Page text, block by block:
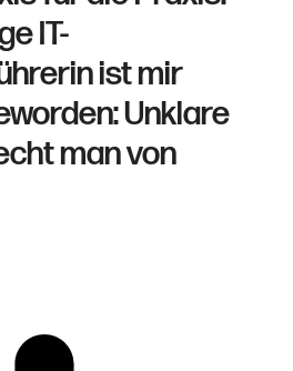
IT-
ist mir
Unklare
man von